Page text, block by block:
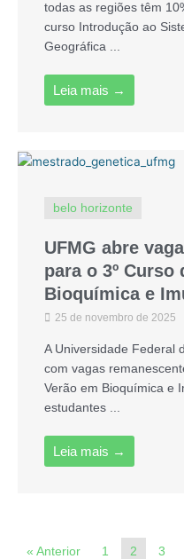
todas as regiões têm
curso Introdução ao
Geográfica ...
Leia mais →
belo horizonte
UFMG abre
para o 3º Curso
Bioquímica e
25 de novembro de 2025
A Universidade Federal
com vagas
Verão em Bioquímica e
estudantes ...
Leia mais →
« Anterior 1 2 3